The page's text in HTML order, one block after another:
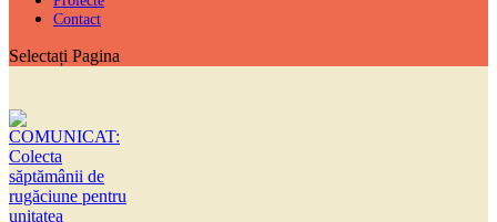
Contact
Selectați Pagina